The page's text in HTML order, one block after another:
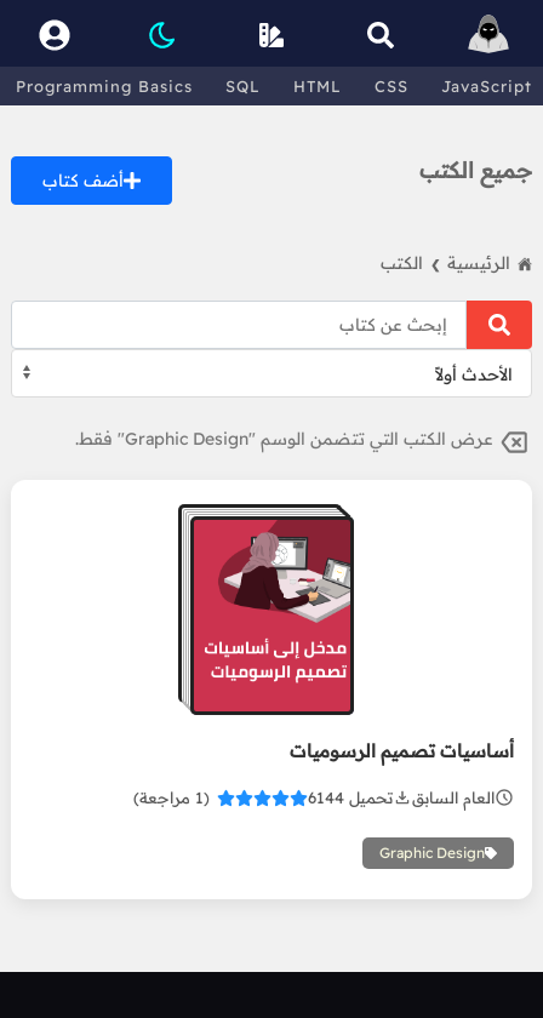
Programming Basics SQL HTML CSS JavaScript
جميع الكتب أضف كتاب
الرئيسية ❯ الكتب
عرض الكتب التي تتضمن الوسم "Graphic Design" فقط.
أساسيات تصميم
أساسيات تصميم الرسوميات
العام السابق تحميل 6144 (1 مراجعة)
Graphic Design